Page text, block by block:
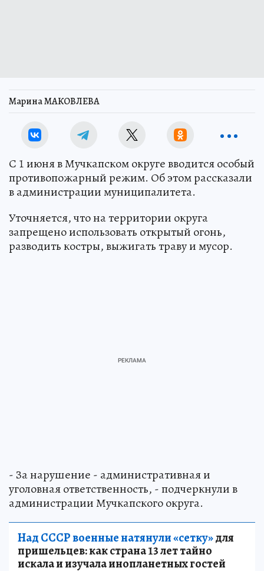
Марина МАКОВЛЕВА
С 1 июня в Мучкапском округе вводится особый
противопожарный режим. Об этом рассказали
в администрации муниципалитета.
Уточняется, что на территории округа
запрещено использовать открытый огонь,
разводить костры, выжигать траву и мусор.
- За нарушение - административная и
уголовная ответственность, - подчеркнули в
администрации Мучкапского округа.
Над СССР военные натянули «сетку»для
пришельцев: как страна 13 лет тайно
искала и изучала инопланетных гостей